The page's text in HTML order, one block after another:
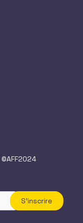
S'inscrire